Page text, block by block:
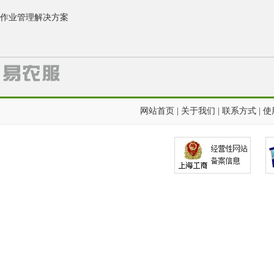
作业管理解决方案
网站首页| 关于我们 | 联系方式| 使